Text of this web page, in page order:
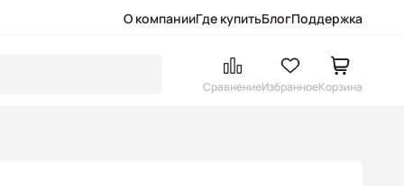
О компанииГде купитьБлогПоддержка
СравнениеИзбранноеКорзина